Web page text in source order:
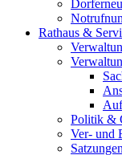
Rathaus &
Politik &
Ver- und